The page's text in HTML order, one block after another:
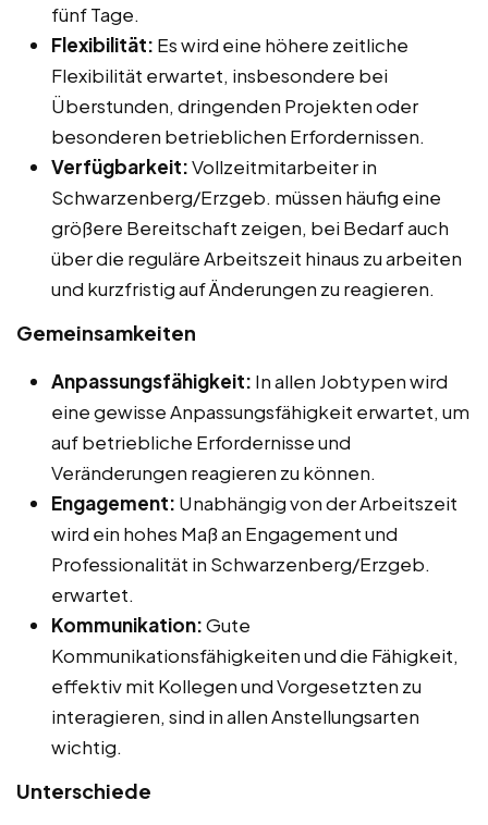
fünf Tage.
Flexibilität: Es wird eine höhere zeitliche
Flexibilität erwartet, insbesondere bei
Überstunden, dringenden Projekten oder
besonderen betrieblichen Erfordernissen.
Verfügbarkeit:Vollzeitmitarbeiter in
Schwarzenberg/Erzgeb. müssen häufig eine
größere Bereitschaft zeigen, bei Bedarf auch
über die reguläre Arbeitszeit hinaus zu arbeiten
und kurzfristig auf Änderungen zu reagieren.
Gemeinsamkeiten
Anpassungsfähigkeit: In allen Jobtypen wird
eine gewisse Anpassungsfähigkeit erwartet, um
auf betriebliche Erfordernisse und
Veränderungen reagieren zu können.
Engagement: Unabhängig von der Arbeitszeit
wird ein hohes Maß an Engagement und
Professionalität in Schwarzenberg/Erzgeb.
erwartet.
Kommunikation:Gute
Kommunikationsfähigkeiten und die Fähigkeit,
effektiv mit Kollegen und Vorgesetzten zu
interagieren, sind in allen Anstellungsarten
wichtig.
Unterschiede